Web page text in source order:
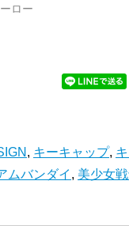
ロー
, キーキャップ,
ムバンダイ , 美少女